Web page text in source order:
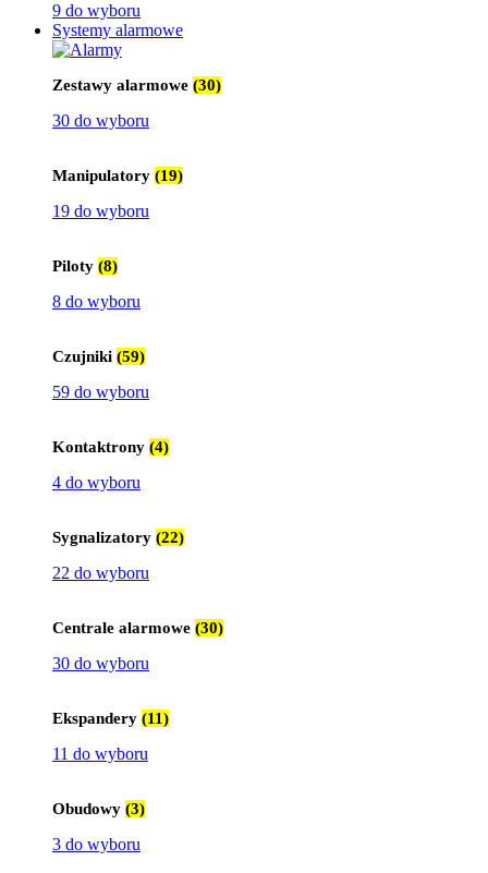
9 do wyboru
Systemy alarmowe
Zestawy alarmowe (30)
30 do wyboru
Manipulatory (19)
19 do wyboru
Piloty (8)
8 do wyboru
Czujniki (59)
59 do wyboru
Kontaktrony (4)
4 do wyboru
Sygnalizatory (22)
22 do wyboru
Centrale alarmowe (30)
30 do wyboru
Ekspandery (11)
11 do wyboru
Obudowy (3)
3 do wyboru